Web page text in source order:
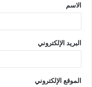
الاسم
البريد الإلكتروني
الموقع الإلكتروني